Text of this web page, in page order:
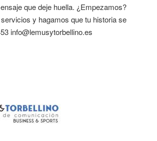
que deje huella. ¿Empezamos?
y hagamos que tu historia se
info@lemusytorbellino.es